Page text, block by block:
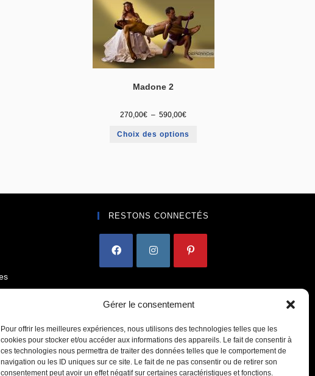
Gérer le consentement
Pour offrir les meilleures expériences, nous utilisons des technologies telles que les
cookies pour stocker et/ou accéder aux informations des appareils. Le fait de consentir à
ces technologies nous permettra de traiter des données telles que le comportement de
navigation ou les ID uniques sur ce site. Le fait de ne pas consentir ou de retirer son
consentement peut avoir un effet négatif sur certaines caractéristiques et fonctions.
Madone 2
270,00€ – 590,00€
Choix des options
RESTONS CONNECTÉS